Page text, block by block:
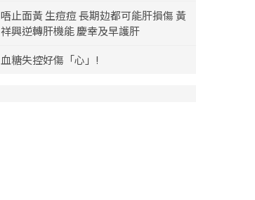
唔止面黃 生痘痘 長期攰都可能肝損傷 黃
祥興逆轉肝機能 慶幸及早護肝
血糖失控好傷「心」!